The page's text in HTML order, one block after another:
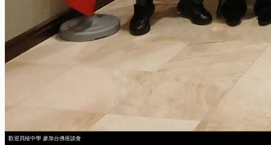
歡迎貝稜中學 參加台佛座談會